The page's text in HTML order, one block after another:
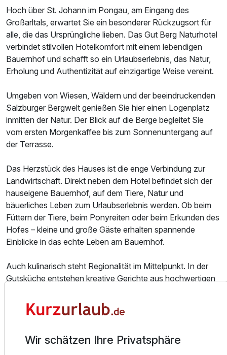
Ausstattung
Für 8 Tage p.P. ab1.260,00 €
Doppelzimmer mit Terrasse
2 Erwachsene und 2 Kinder
Hoch über St. Johann im Pongau, am Eingang des
Großarltals, erwartet Sie ein besonderer Rückzugsort für
alle, die das Ursprüngliche lieben. Das Gut Berg Naturhotel
verbindet stilvollen Hotelkomfort mit einem lebendigen
Bauernhof und schafft so ein Urlaubserlebnis, das Natur,
Erholung und Authentizität auf einzigartige Weise vereint.
Umgeben von Wiesen, Wäldern und der beeindruckenden
Salzburger Bergwelt genießen Sie hier einen Logenplatz
inmitten der Natur. Der Blick auf die Berge begleitet Sie
vom ersten Morgenkaffee bis zum Sonnenuntergang auf
der Terrasse.
Das Herzstück des Hauses ist die enge Verbindung zur
Landwirtschaft. Direkt neben dem Hotel befindet sich der
hauseigene Bauernhof, auf dem Tiere, Natur und
bäuerliches Leben zum Urlaubserlebnis werden. Ob beim
Füttern der Tiere, beim Ponyreiten oder beim Erkunden des
Hofes – kleine und große Gäste erhalten spannende
Einblicke in das echte Leben am Bauernhof.
Auch kulinarisch steht Regionalität im Mittelpunkt. In der
Gutsküche entstehen kreative Gerichte aus hochwertigen
oder von langjährigen Produzenten aus der Region.
Frische Kräuter aus dem Garten, Fleisch aus eigener
unverfälschten Genuss mit Herkunft.
Wir schätzen Ihre Privatsphäre